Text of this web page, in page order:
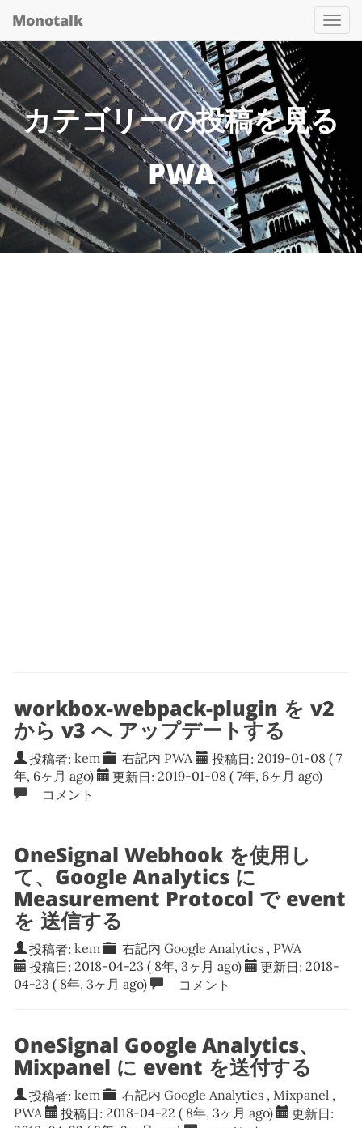
Monotalk
カテゴリーの投稿を見る
PWA
workbox-webpack-plugin を v2
から v3 へ アップデートする
投稿者: kem 右記内 PWA 投稿日: 2019-01-08( 7
年, 6ヶ月 ago)
更新日: 2019-01-08 ( 7年, 6ヶ月 ago)
コメント
OneSignal Webhook を使用し
て、Google Analytics に
Measurement Protocol で event
を 送信する
投稿者: kem 右記内Google Analytics , PWA
投稿日: 2018-04-23 ( 8年, 3ヶ月 ago) 更新日: 2018-
04-23 ( 8年, 3ヶ月 ago) コメント
OneSignal Google Analytics、
Mixpanel に event を送付する
投稿者: kem 右記内Google Analytics ,Mixpanel ,
PWA
投稿日: 2018-04-22 ( 8年, 3ヶ月 ago) 更新日: